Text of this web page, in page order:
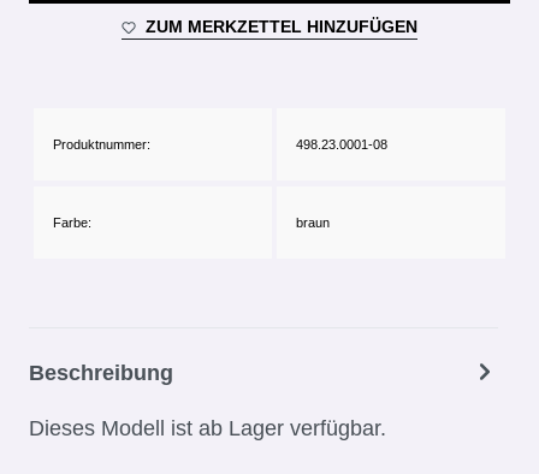
ZUM MERKZETTEL HINZUFÜGEN
Produktnummer: 498.23.0001-08
Farbe: braun
Beschreibung
Dieses Modell ist ab Lager verfügbar.